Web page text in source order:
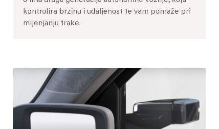
kontrolira brzinu i udaljenost te vam pomaže pri
mijenjanju trake.